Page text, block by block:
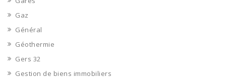
Gaz
Général
Géothermie
Gers 32
Gestion de biens immobiliers